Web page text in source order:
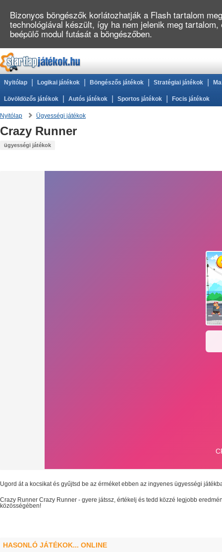
Nyitólap Logikai játékok Böngészős játékok Stratégiai játékok
Lövöldözős játékok Autós játékok Sportos játékok Focis játékok
Nyitólap Ügyességi játékok
Crazy Runner
ügyességi játékok
Ugord át a kocsikat és gyűjtsd be az érméket ebben az ingyenes ügyességi
Crazy Runner - gyere játssz, értékelj és tedd közzé legjobb
Crazy Runner
közösségében!
HASONLÓ JÁTÉKOK... ONLINE
Bizonyos böngészők korlátozhatják a Flash tartalom
technológiával készült, így ha nem jelenik meg
beépülő modul futását a böngészőben.